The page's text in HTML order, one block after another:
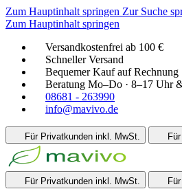
Zum Hauptinhalt springen Zur Suche
Zum Hauptinhalt springen
Versandkostenfrei ab 100 €
Schneller Versand
Bequemer Kauf auf Rechnung
Beratung Mo–Do · 8–17 Uhr
08681 - 263990
info@mavivo.de
Für Privatkunden inkl. MwSt.
Für Privatkunden inkl. MwSt.